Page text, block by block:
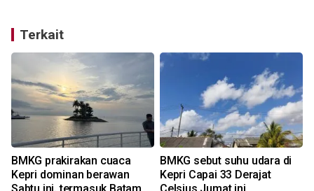
Terkait
BMKG prakirakan cuaca
Kepri dominan berawan
BMKG sebut suhu udara di
Kepri Capai 33 Derajat